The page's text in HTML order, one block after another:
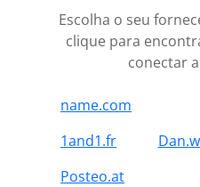
Escolha o seu
clique para
conectar
name.com
1and1.fr
Posteo.at